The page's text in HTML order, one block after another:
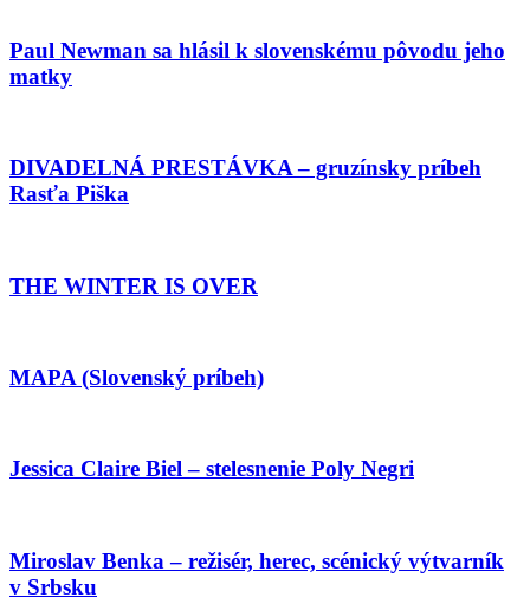
Paul Newman sa hlásil k slovenskému pôvodu jeho
matky
DIVADELNÁ PRESTÁVKA – gruzínsky príbeh
Rasťa Piška
THE WINTER IS OVER
MAPA (Slovenský príbeh)
Jessica Claire Biel – stelesnenie Poly Negri
Miroslav Benka – režisér, herec, scénický výtvarník
v Srbsku